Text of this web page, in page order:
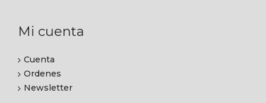
Mi cuenta
Cuenta
Ordenes
Newsletter